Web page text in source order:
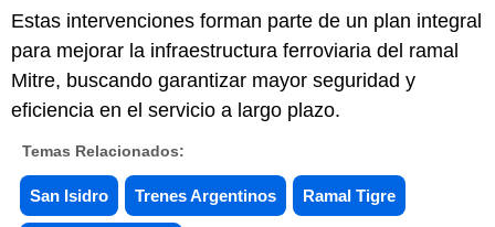
Estas intervenciones forman parte de un plan integral
para mejorar la infraestructura ferroviaria del ramal
Mitre, buscando garantizar mayor seguridad y
eficiencia en el servicio a largo plazo.
Temas Relacionados:
San Isidro Trenes Argentinos Ramal Tigre